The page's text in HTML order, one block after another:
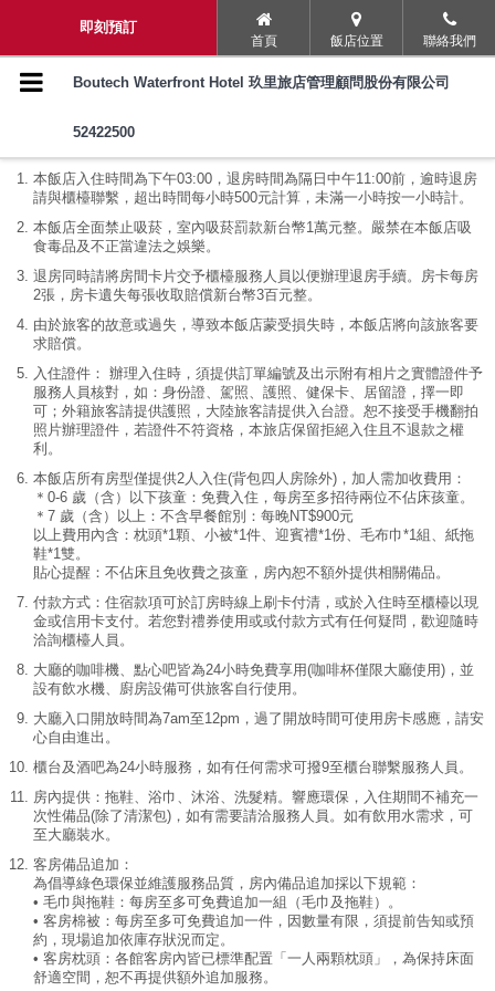
導覽選單
璞旅理念
服務與設施
入住須知
客房靈感
交通資訊
常見問題
商務/旅行社同業優惠專區
旅展票券兌換
最新消息
璞旅系列
聯絡我們
共味食光
語言
繁體中文
日本語 한국어
Facebook Instagram 分享
即刻預訂
首頁 飯店位置 聯絡我們
Boutech Waterfront Hotel 玖里旅店管理顧問股份有限公司
52422500
入住須知
本飯店入住時間為下午03:00，退房時間為隔日中午11:00前，逾時退房
請與櫃檯聯繫，超出時間每小時500元計算，未滿一小時按一小時計。
本飯店全面禁止吸菸，室內吸菸罰款新台幣1萬元整。嚴禁在本飯店吸
食毒品及不正當違法之娛樂。
退房同時請將房間卡片交予櫃檯服務人員以便辦理退房手續。房卡每房
2張，房卡遺失每張收取賠償新台幣3百元整。
由於旅客的故意或過失，導致本飯店蒙受損失時，本飯店將向該旅客要
求賠償。
入住證件： 辦理入住時，須提供訂單編號及出示附有相片之實體證件予
服務人員核對，如：身份證、駕照、護照、健保卡、居留證，擇一即
可；外籍旅客請提供護照，大陸旅客請提供入台證。恕不接受手機翻拍
照片辦理證件，若證件不符資格，本旅店保留拒絕入住且不退款之權
利。
本飯店所有房型僅提供2人入住(背包四人房除外)，加人需加收費用：
＊0-6 歲（含）以下孩童：免費入住，每房至多招待兩位不佔床孩童。
＊7 歲（含）以上：不含早餐館別：每晚NT$900元
以上費用內含：枕頭*1顆、小被*1件、迎賓禮*1份、毛布巾*1組、紙拖
鞋*1雙。
貼心提醒：不佔床且免收費之孩童，房內恕不額外提供相關備品。
付款方式：住宿款項可於訂房時線上刷卡付清，或於入住時至櫃檯以現
金或信用卡支付。若您對禮券使用或或付款方式有任何疑問，歡迎隨時
洽詢櫃檯人員。
大廳的咖啡機、點心吧皆為24小時免費享用(咖啡杯僅限大廳使用)，並
設有飲水機、廚房設備可供旅客自行使用。
大廳入口開放時間為7am至12pm，過了開放時間可使用房卡感應，請安
心自由進出。
櫃台及酒吧為24小時服務，如有任何需求可撥9至櫃台聯繫服務人員。
房內提供：拖鞋、浴巾、沐浴、洗髮精。響應環保，入住期間不補充一
次性備品(除了清潔包)，如有需要請洽服務人員。如有飲用水需求，可
至大廳裝水。
客房備品追加：
為倡導綠色環保並維護服務品質，房內備品追加採以下規範：
• 毛巾與拖鞋：每房至多可免費追加一組（毛巾及拖鞋）。
• 客房棉被：每房至多可免費追加一件，因數量有限，須提前告知或預
約，現場追加依庫存狀況而定。
• 客房枕頭：各館客房內皆已標準配置「一人兩顆枕頭」，為保持床面
舒適空間，恕不再提供額外追加服務。